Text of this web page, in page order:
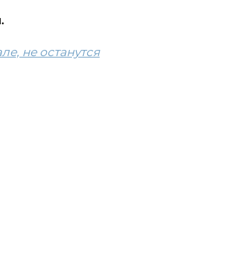
не останутся